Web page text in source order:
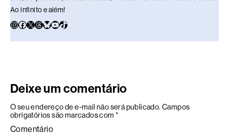
Ao infinito e além!
Deixe um comentário
O seu endereço de e-mail não será publicado. Campos
obrigatórios são marcados com *
Comentário